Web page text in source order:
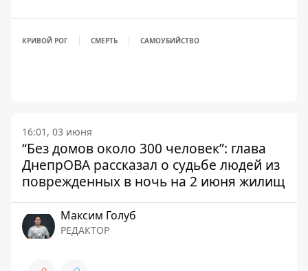
КРИВОЙ РОГ СМЕРТЬ САМОУБИЙСТВО
16:01, 03 июня
“Без домов около 300 человек”: глава
ДнепрОВА рассказал о судьбе людей из
поврежденных в ночь на 2 июня жилищ
Максим Голуб
РЕДАКТОР